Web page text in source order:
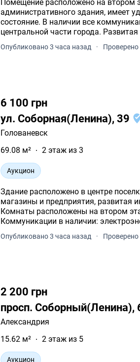
Помещение расположено на втором
административного здания, имеет
состояние. В наличии все
центральной части города.
Опубликовано 3 часа назад · Проверено
6 100 грн
ул. Соборная(Ленина), 39
Голованевск
69.08 м²
2 этаж из 3
Аукцион
Здание расположено в центре
магазины и предприятия, развитая
Комнаты расположены на втором
Коммуникации в наличии:
Опубликовано 3 часа назад · Проверено
2 200 грн
просп. Соборный(Ленина),
Александрия
15.62 м²
2 этаж из 5
Аукцион